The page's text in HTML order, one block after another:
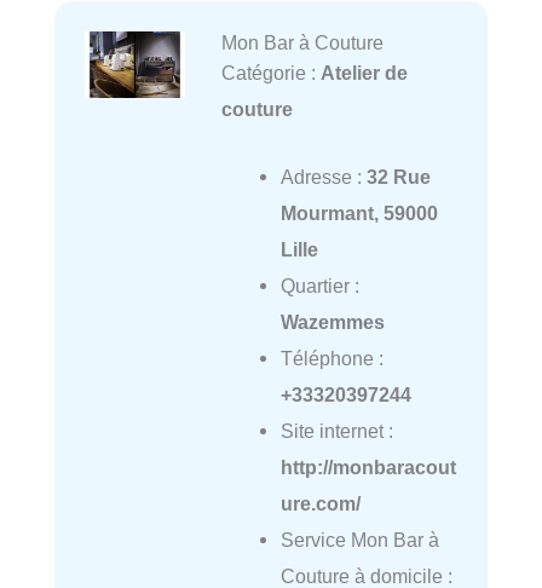
Mon Bar à Couture
Catégorie : Atelier de
couture
Adresse : 32 Rue
Mourmant, 59000
Lille
Quartier :
Wazemmes
Téléphone :
+33320397244
Site internet :
http://monbaracout
ure.com/
Service Mon Bar à
Couture à domicile :